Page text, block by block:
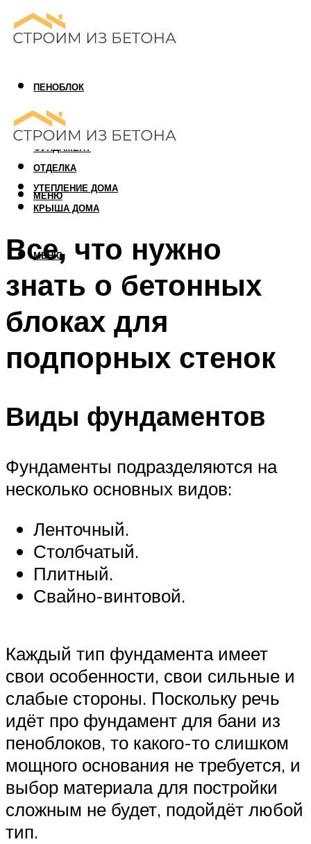
ПЕНОБЛОК
ГАЗОБЛОК
АРБОЛИТОВЫЙ БЛОК
ФУНДАМЕНТ
ОТДЕЛКА
УТЕПЛЕНИЕ ДОМА
КРЫША ДОМА
МЕНЮ
МЕНЮ
Все, что нужно
знать о бетонных
блоках для
подпорных стенок
Виды фундаментов
Фундаменты подразделяются на
несколько основных видов:
Ленточный.
Столбчатый.
Плитный.
Свайно-винтовой.
Каждый тип фундамента имеет
свои особенности, свои сильные и
слабые стороны. Поскольку речь
идёт про фундамент для бани из
пеноблоков, то какого-то слишком
мощного основания не требуется, и
выбор материала для постройки
сложным не будет, подойдёт любой
тип.